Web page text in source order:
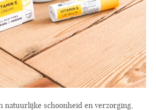
natuurlijke schoonheid en verzorging,